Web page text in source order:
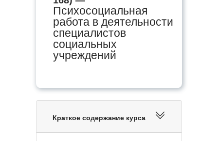
Психосоциальная
работа в деятельности
специалистов
социальных
учреждений
Краткое содержание курса